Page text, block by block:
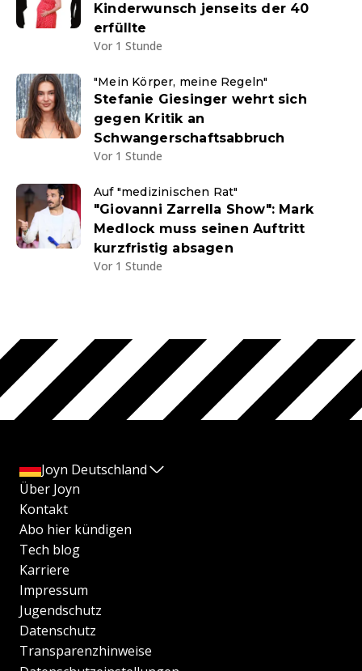
Kinderwunsch jenseits der 40
erfüllte
Vor 1 Stunde
"Mein Körper, meine Regeln"
Stefanie Giesinger wehrt sich
gegen Kritik an
Schwangerschaftsabbruch
Vor 1 Stunde
Auf "medizinischen Rat"
"Giovanni Zarrella Show": Mark
Medlock muss seinen Auftritt
kurzfristig absagen
Vor 1 Stunde
Joyn Deutschland
Über Joyn
Kontakt
Abo hier kündigen
Tech blog
Karriere
Impressum
Jugendschutz
Datenschutz
Transparenzhinweise